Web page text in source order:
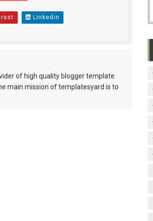
Linkedin
of high quality blogger template
main mission of templatesyard is to